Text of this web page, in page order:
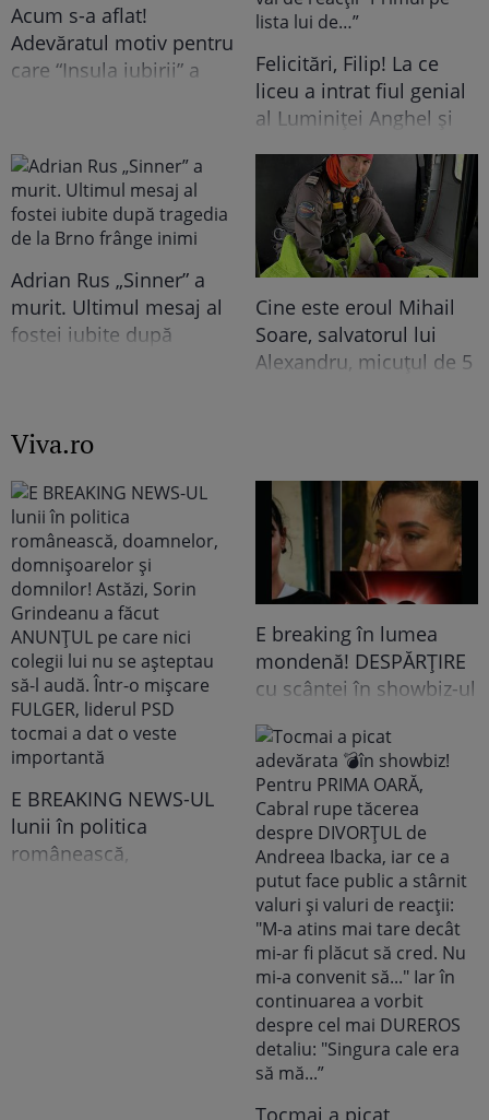
Acum s-a aflat!
Adevăratul motiv pentru
care “Insula iubirii” a
revoltați, dar nu știau
acest detaliu
Felicitări, Filip! La ce
liceu a intrat fiul genial
al Luminiței Anghel și
Evaluarea Națională. Ce
a povestit solista acum
a stârnit un val de
reacții “Primul pe lista
lui de…”
Adrian Rus „Sinner” a
murit. Ultimul mesaj al
fostei iubite după
Cine este eroul Mihail
Soare, salvatorul lui
Alexandru, micuțul de 5
Viva.ro
E BREAKING NEWS-UL
lunii în politica
românească,
E breaking în lumea
mondenă! DESPĂRȚIRE
cu scântei în showbiz-ul
noastră vedetă a
recunoscut TOT, dar
tooot: „Mă abțin să nu-i
scriu. Am făcut
scandal!” Ce s-a
întâmplat e...